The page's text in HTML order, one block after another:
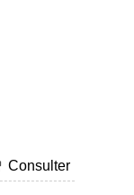
Consulter